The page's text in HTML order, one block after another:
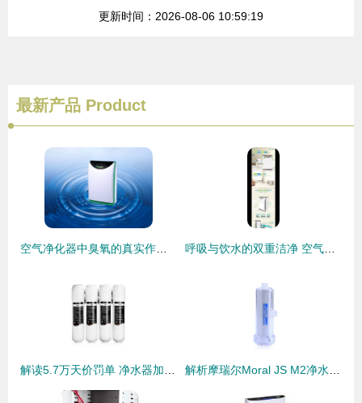
更新时间：2026-08-06 10:59:19
最新产品 Product
空气净化器中臭氧的真实作用与消 呼吸与饮水的双重洁净 空气净化器与净水器的选择指南
解读5.7万天价罚单 净水器加盟代理投资需谨慎 解析摩瑞尔Moral JS M2净水器与空气净化器的双重净化魅力